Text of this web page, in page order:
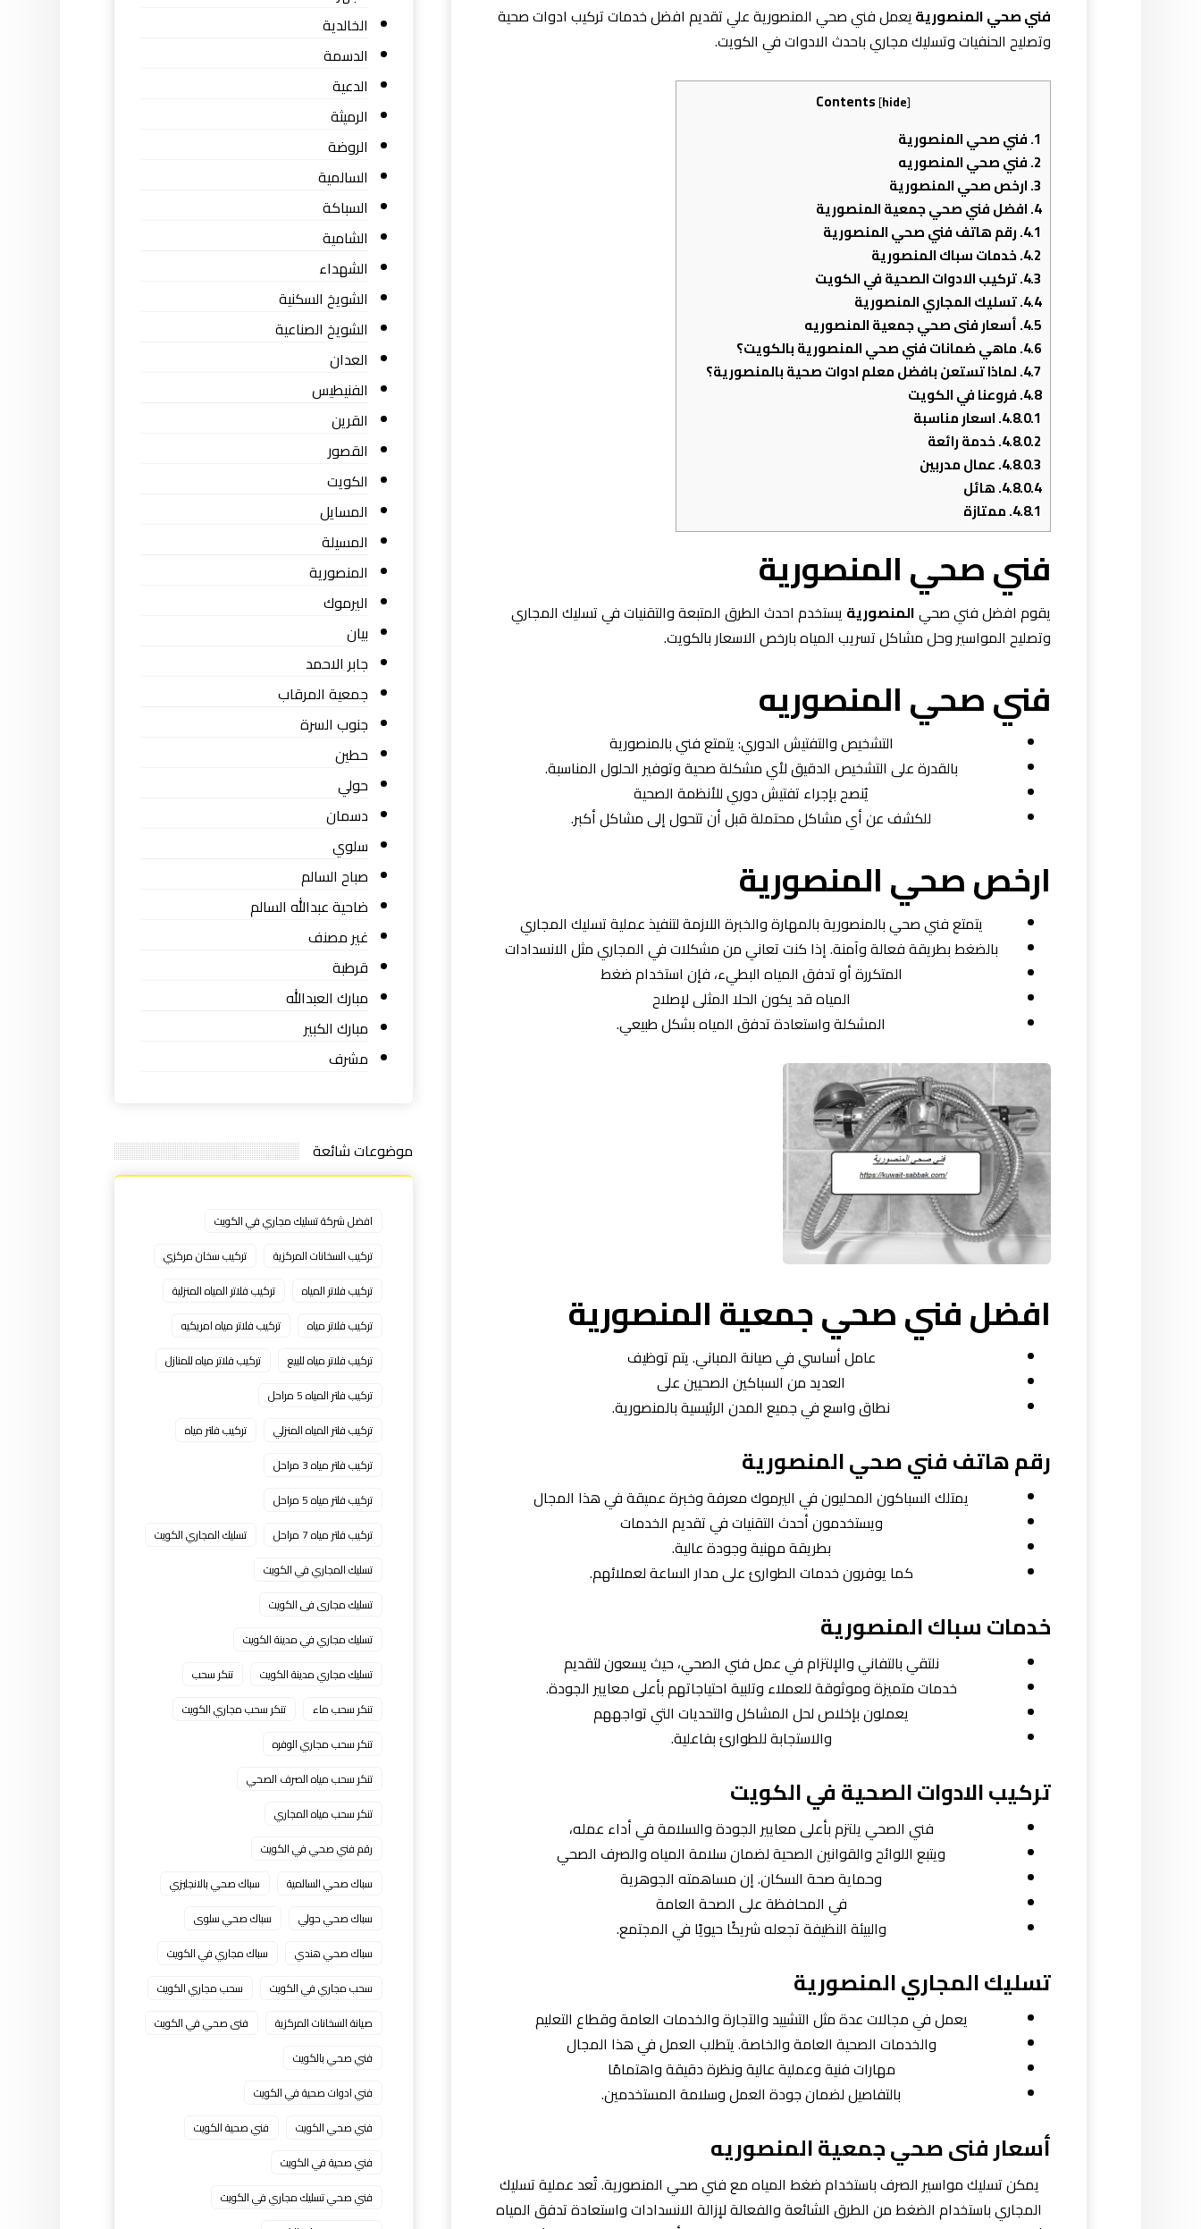
فني صحي المنصوريةيعمل فني صحي المنصورية علي تقديم افضل خدمات تركيب ادوات صحية
وتصليح الحنفيات وتسليك مجاري باحدث الادوات في الكويت.
Contents[hide]
1. فني صحي المنصورية
2. فني صحي المنصوريه
3. ارخص صحي المنصورية
4. افضل فني صحي جمعية المنصورية
4.1. رقم هاتف فني صحي المنصورية
4.2. خدمات سباك المنصورية
4.3. تركيب الادوات الصحية في الكويت
4.4. تسليك المجاري المنصورية
4.5. أسعار فنى صحي جمعية المنصوريه
4.6. ماهي ضمانات فني صحي المنصورية بالكويت؟
4.7. لماذا تستعن بافضل معلم ادوات صحية بالمنصورية؟
4.8. فروعنا في الكويت
4.8.0.1. اسعار مناسبة
4.8.0.2. خدمة رائعة
4.8.0.3. عمال مدربين
4.8.0.4. هائل
4.8.1. ممتازة
فني صحي المنصورية
يقوم افضل فني صحيالمنصورية يستخدم احدث الطرق المتبعة والتقنيات في تسليك المجاري
وتصليح المواسير وحل مشاكل تسريب المياه بارخص الاسعار بالكويت.
فني صحي المنصوريه
التشخيص والتفتيش الدوري: يتمتع فني بالمنصورية
بالقدرة على التشخيص الدقيق لأي مشكلة صحية وتوفير الحلول المناسبة.
يُنصح بإجراء تفتيش دوري للأنظمة الصحية
للكشف عن أي مشاكل محتملة قبل أن تتحول إلى مشاكل أكبر.
ارخص صحي المنصورية
يتمتع فني صحي بالمنصورية بالمهارة والخبرة اللازمة لتنفيذ عملية تسليك المجاري
بالضغط بطريقة فعالة وآمنة. إذا كنت تعاني من مشكلات في المجاري مثل الانسدادات
المتكررة أو تدفق المياه البطيء، فإن استخدام ضغط
المياه قد يكون الحلا المثلى لإصلاح
المشكلة واستعادة تدفق المياه بشكل طبيعي.
افضل فني صحي جمعية المنصورية
عامل أساسي في صيانة المباني. يتم توظيف
العديد من السباكين الصحيين على
نطاق واسع في جميع المدن الرئيسية بالمنصورية.
رقم هاتف فني صحي المنصورية
يمتلك السباكون المحليون في اليرموك معرفة وخبرة عميقة في هذا المجال
ويستخدمون أحدث التقنيات في تقديم الخدمات
بطريقة مهنية وجودة عالية.
كما يوفرون خدمات الطوارئ على مدار الساعة لعملائهم.
خدمات سباك المنصورية
نلتقي بالتفاني والإلتزام في عمل فني الصحي، حيث يسعون لتقديم
خدمات متميزة وموثوقة للعملاء وتلبية احتياجاتهم بأعلى معايير الجودة.
يعملون بإخلاص لحل المشاكل والتحديات التي تواجههم
والاستجابة للطوارئ بفاعلية.
تركيب الادوات الصحية في الكويت
فني الصحي يلتزم بأعلى معايير الجودة والسلامة في أداء عمله،
ويتبع اللوائح والقوانين الصحية لضمان سلامة المياه والصرف الصحي
وحماية صحة السكان. إن مساهمته الجوهرية
في المحافظة على الصحة العامة
والبيئة النظيفة تجعله شريكًا حيويًا في المجتمع.
تسليك المجاري المنصورية
يعمل في مجالات عدة مثل التشييد والتجارة والخدمات العامة وقطاع التعليم
والخدمات الصحية العامة والخاصة. يتطلب العمل في هذا المجال
مهارات فنية وعملية عالية ونظرة دقيقة واهتمامًا
بالتفاصيل لضمان جودة العمل وسلامة المستخدمين.
أسعار فنى صحي جمعية المنصوريه
يمكن تسليك مواسير الصرف باستخدام ضغط المياه مع فني صحي المنصورية. تُعد عملية تسليك
المجاري باستخدام الضغط من الطرق الشائعة والفعالة لإزالة الانسدادات واستعادة تدفق المياه
الخالدية
الدسمة
الدعية
الرميثة
الروضة
السالمية
السباكة
الشامية
الشهداء
الشويخ السكنية
الشويخ الصناعية
العدان
الفنيطيس
القرين
القصور
الكويت
المسايل
المسيلة
المنصورية
اليرموك
بيان
جابر الاحمد
جمعية المرقاب
جنوب السرة
حطين
حولي
دسمان
سلوي
صباح السالم
ضاحية عبدالله السالم
غير مصنف
قرطبة
مبارك العبدالله
مبارك الكبير
مشرف
موضوعات شائعة
افضل شركة تسليك مجاري في الكويت
تركيب السخانات المركزية
تركيب سخان مركزي
تركيب فلاتر المياه
تركيب فلاتر المياه المنزلية
تركيب فلاتر مياه
تركيب فلاتر مياه امريكيه
تركيب فلاتر مياه للبيع
تركيب فلاتر مياه للمنازل
تركيب فلتر المياه 5 مراحل
تركيب فلتر المياه المنزلي
تركيب فلتر مياه
تركيب فلتر مياه 3 مراحل
تركيب فلتر مياه 5 مراحل
تركيب فلتر مياه 7 مراحل
تسليك المجاري الكويت
تسليك المجاري في الكويت
تسليك مجارى فى الكويت
تسليك مجاري في مدينة الكويت
تسليك مجاري مدينة الكويت
تنكر سحب
تنكر سحب ماء
تنكر سحب مجاري الكويت
تنكر سحب مجاري الوفره
تنكر سحب مياه الصرف الصحي
تنكر سحب مياه المجاري
رقم فني صحي في الكويت
سباك صحي السالمية
سباك صحي بالانجليزي
سباك صحي حولي
سباك صحي سلوى
سباك صحي هندي
سباك مجاري في الكويت
سحب مجاري في الكويت
سحب مجاري الكويت
صيانة السخانات المركزية
فنى صحي في الكويت
فني صحي بالكويت
فني ادوات صحية في الكويت
فني صحي الكويت
فني صحية الكويت
فني صحية في الكويت
فني صحي تسليك مجاري في الكويت